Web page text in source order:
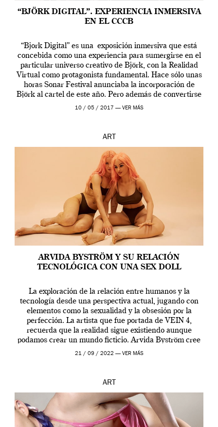
“BJÖRK DIGITAL”. EXPERIENCIA INMERSIVA
EN EL CCCB
“Bjork Digital” es una exposición inmersiva que está
concebida como una experiencia para sumergirse en el
particular universo creativo de Björk, con la Realidad
Virtual como protagonista fundamental. Hace sólo unas
horas Sonar Festival anunciaba la incorporación de
Björk al cartel de este año. Pero además de convertirse
en una de las actuaciones más relevantes […]
10 / 05 / 2017 — VER MÁS
ART
ARVIDA BYSTRÖM Y SU RELACIÓN
TECNOLÓGICA CON UNA SEX DOLL
La exploración de la relación entre humanos y la
tecnología desde una perspectiva actual, jugando con
elementos como la sexualidad y la obsesión por la
perfección. La artista que fue portada de VEIN 4,
recuerda que la realidad sigue existiendo aunque
podamos crear un mundo ficticio. Arvida Byström cree
que los humanos tienen un complejo […]
21 / 09 / 2022 — VER MÁS
ART